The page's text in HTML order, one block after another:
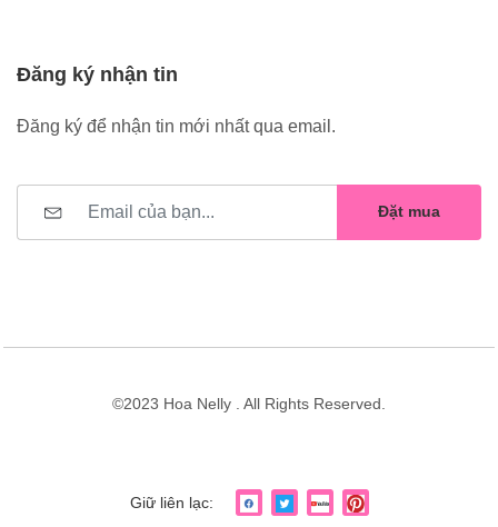
Đăng ký nhận tin
Đăng ký để nhận tin mới nhất qua email.
Đặt mua
©2023 Hoa Nelly . All Rights Reserved.
Giữ liên lạc: